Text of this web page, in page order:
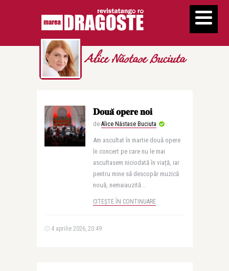
Alice Năstase Buciuta
𝐃𝐨𝐮𝐚̆ 𝐨𝐩𝐞𝐫𝐞 𝐧𝐨𝐢
de Alice Năstase Buciuta
Am ascultat în martie două opere
în concert pe care nu le mai
ascultasem niciodată în viață, iar
pentru mine să descopăr muzică
nouă, nemaiauzită ..
CITEȘTE ÎN CONTINUARE
4 aprilie 2026, 20:49